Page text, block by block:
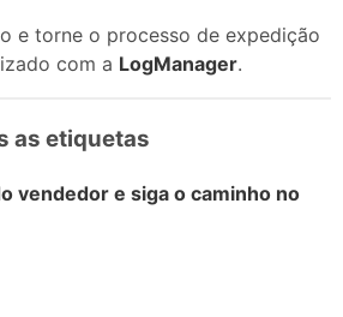
e torne o processo de expedição
com a LogManager.
as etiquetas
vendedor e siga o caminho no